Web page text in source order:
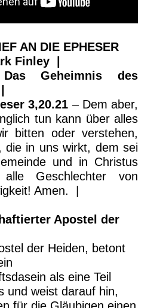
AN DIE EPHESER
Finley |
Geheimnis des
3,20.21 – Dem aber,
tun kann über alles
bitten oder verstehen,
die in uns wirkt, dem sei
und in Christus
Geschlechter von
Amen. |
Apostel der
der Heiden, betont
als eine Teil
und weist darauf hin,
für die Gläubigen einen